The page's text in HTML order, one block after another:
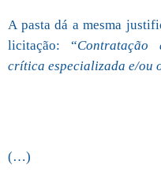
A pasta dá a mesma
licitação: “Contratação
crítica especializada e/ou
(…)